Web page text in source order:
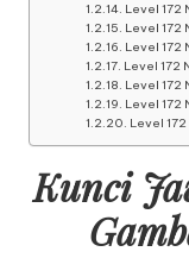
Level 172
Level 172
Level 172
Level 172
Level 172
Level 172
Level
Kunci